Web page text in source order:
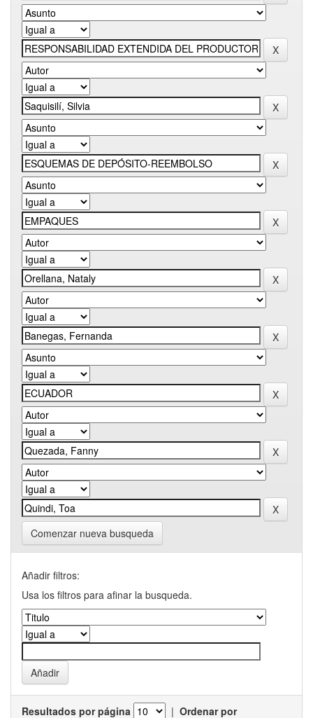
Comenzar nueva busqueda
Añadir filtros:
Usa los filtros para afinar la busqueda.
Resultados por página | Ordenar por